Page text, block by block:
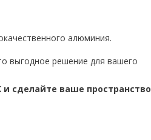
алюминия.
выгодное решение для вашего
и сделайте ваше пространство